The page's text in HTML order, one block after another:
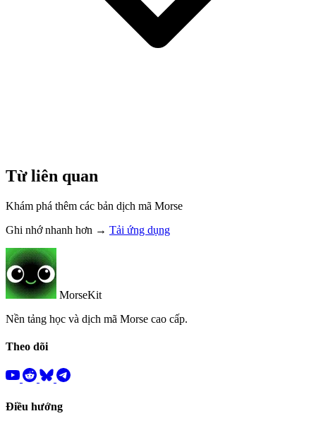
Từ liên quan
Khám phá thêm các bản dịch mã Morse
Ghi nhớ nhanh hơn → Tải ứng dụng
MorseKit
Nền tảng học và dịch mã Morse cao cấp.
Theo dõi
Điều hướng